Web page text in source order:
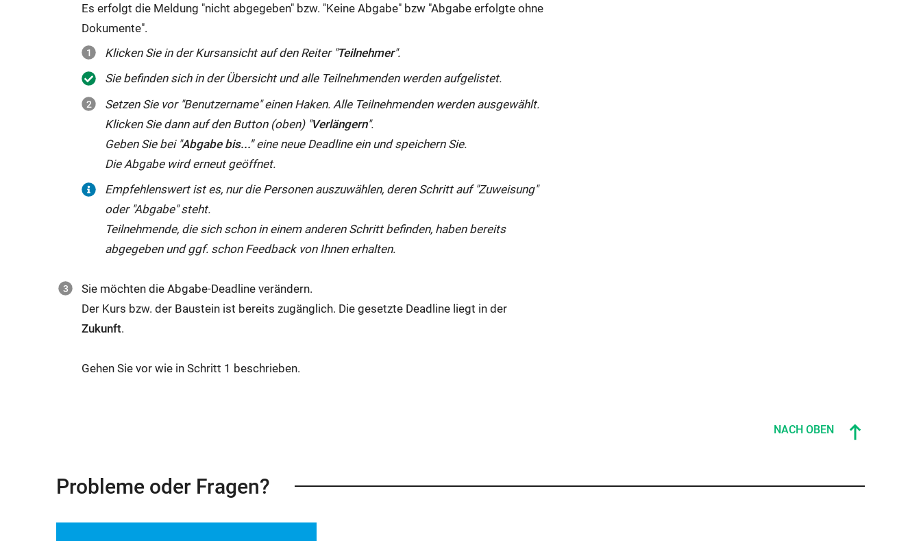
Es erfolgt die Meldung "nicht abgegeben" bzw. "Keine Abgabe" bzw "Abgabe erfolgte ohne
Dokumente".
Klicken Sie in der Kursansicht auf den Reiter "Teilnehmer".
Sie befinden sich in der Übersicht und alle Teilnehmenden werden aufgelistet.
Setzen Sie vor "Benutzername" einen Haken. Alle Teilnehmenden werden ausgewählt.
Klicken Sie dann auf den Button (oben) "Verlängern".
Geben Sie bei "Abgabe bis..."eine neue Deadline ein und speichern Sie.
Die Abgabe wird erneut geöffnet.
Empfehlenswert ist es, nur die Personen auszuwählen, deren Schritt auf "Zuweisung"
oder "Abgabe" steht.
Teilnehmende, die sich schon in einem anderen Schritt befinden, haben bereits
abgegeben und ggf. schon Feedback von Ihnen erhalten.
Sie möchten die Abgabe-Deadline verändern.
Der Kurs bzw. der Baustein ist bereits zugänglich. Die gesetzte Deadline liegt in der
Zukunft.
Gehen Sie vor wie in Schritt 1 beschrieben.
NACH OBEN
Probleme oder Fragen?